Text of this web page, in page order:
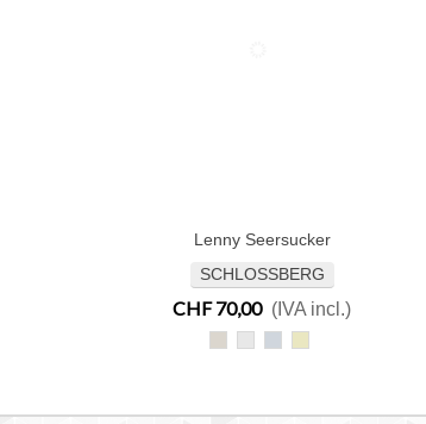
Aggiungi Al Carrello
Lenny Seersucker
SCHLOSSBERG
CHF 70,00 (IVA incl.)